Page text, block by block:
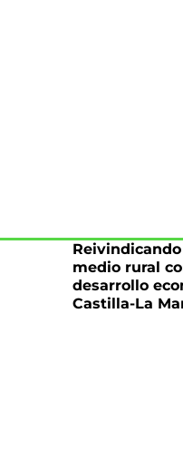
medio rural
desarrollo
Castilla-La